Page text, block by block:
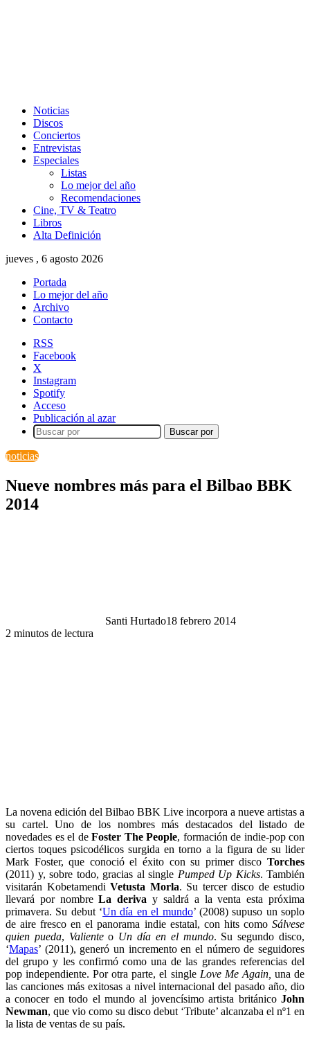
Noticias
Discos
Conciertos
Entrevistas
Especiales
Listas
Lo mejor del año
Recomendaciones
Cine, TV & Teatro
Libros
Alta Definición
jueves , 6 agosto 2026
Portada
Lo mejor del año
Archivo
Contacto
RSS
Facebook
X
Instagram
Spotify
Acceso
Publicación al azar
Buscar por
noticias
Nueve nombres más para el Bilbao BBK
2014
Santi Hurtado18 febrero 2014
2 minutos de lectura
La novena edición del Bilbao BBK Live incorpora a nueve artistas a
su cartel. Uno de los nombres más destacados del listado de
novedades es el de Foster The People, formación de indie-pop con
ciertos toques psicodélicos surgida en torno a la figura de su lider
Mark Foster, que conoció el éxito con su primer disco Torches
(2011) y, sobre todo, gracias al single Pumped Up Kicks. También
visitarán Kobetamendi Vetusta Morla. Su tercer disco de estudio
llevará por nombreLa deriva y saldrá a la venta esta próxima
primavera. Su debut ‘Un día en el mundo’ (2008) supuso un soplo
de aire fresco en el panorama indie estatal, con hits como Sálvese
quien pueda, Valienteo Un día en el mundo. Su segundo disco,
‘Mapas’ (2011), generó un incremento en el número de seguidores
del grupo y les confirmó como una de las grandes referencias del
pop independiente. Por otra parte, el single Love Me Again, una de
las canciones más exitosas a nivel internacional del pasado año, dio
a conocer en todo el mundo al jovencísimo artista británico John
Newman, que vio como su disco debut ‘Tribute’ alcanzaba el nº1 en
la lista de ventas de su país.